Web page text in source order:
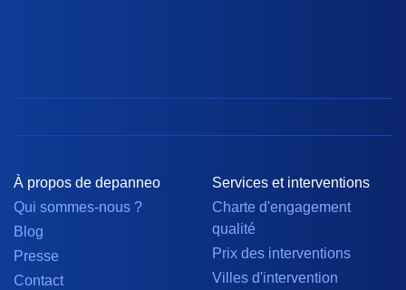
À propos de depanneo
Qui sommes-nous ?
Blog
Presse
Contact
Services et interventions
Charte d'engagement
qualité
Prix des interventions
Villes d'intervention